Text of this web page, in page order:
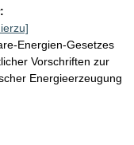
Energien-Gesetzes
Vorschriften zur
Energieerzeugung